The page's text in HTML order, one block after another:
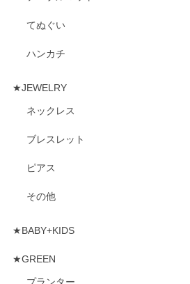
てぬぐい
ハンカチ
★JEWELRY
ネックレス
ブレスレット
ピアス
その他
★BABY+KIDS
★GREEN